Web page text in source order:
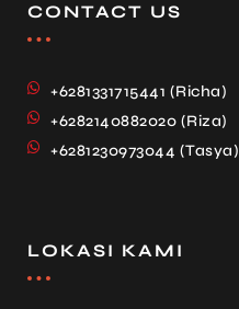
CONTACT US
+6281331715441 (Richa)
+6282140882020 (Riza)
+6281230973044 (Tasya)
LOKASI KAMI